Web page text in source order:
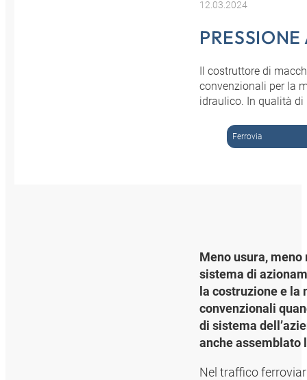
12.03.2024
Il costruttore di
convenzionali per la
idraulico. In qualità di
Ferrovia
Meno usura,
sistema di
la costruzione e la
convenzionali
di sistema
anche assemblato
Nel traffico